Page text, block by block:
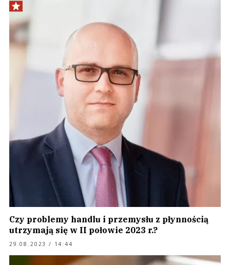
Czy problemy handlu i przemysłu z płynnością
utrzymają się w II połowie 2023 r.?
29.08.2023 / 14:44